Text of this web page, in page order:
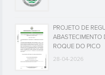
PROJETO DE
ABASTECIMENTO
ROQUE DO PICO
28-04-2026